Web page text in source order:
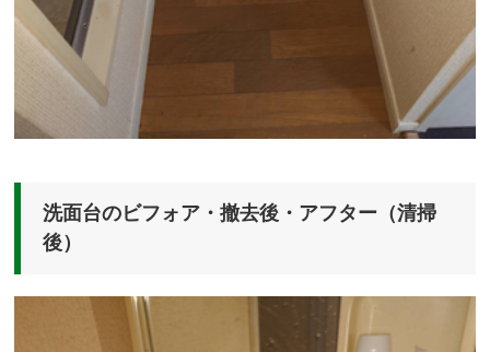
洗面台のビフォア・撤去後・アフター（清掃
後）